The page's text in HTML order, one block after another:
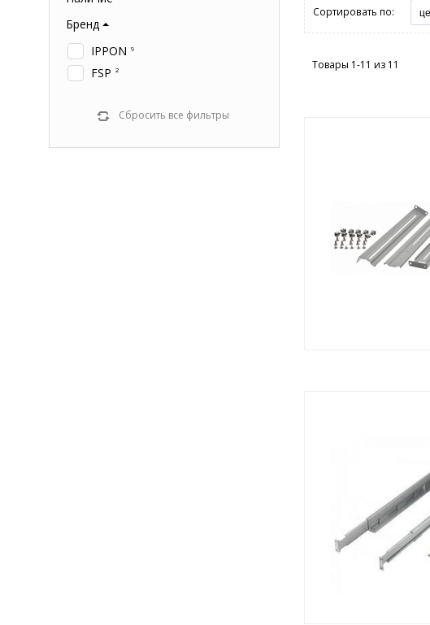
Бренд
IPPON 9
FSP 2
Сбросить все фильтры
Сортировать по:
Товары 1-11 из 11